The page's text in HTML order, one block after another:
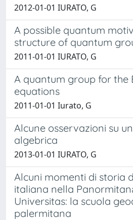
2012-01-01 IURATO, G
A possible quantum
structure of quantum
2011-01-01 IURATO, G
A quantum group for the
equations
2011-01-01 Iurato, G
Alcune osservazioni su
algebrica
2013-01-01 IURATO, G
Alcuni momenti di storia
italiana nella
Universitas: la scuola
palermitana